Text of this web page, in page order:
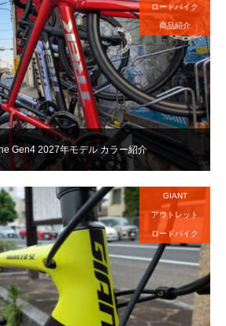
Gen4 2027年モデル カラー紹介
ロードバイク
商品紹介
GIANT
アウトレット
ロードバイク